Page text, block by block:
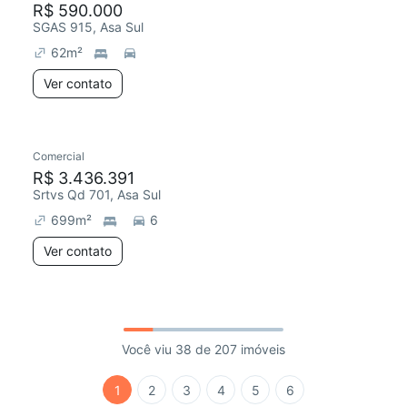
R$ 590.000
SGAS 915, Asa Sul
62m²
Ver contato
Comercial
R$ 3.436.391
Srtvs Qd 701, Asa Sul
699m²
6
Ver contato
Você viu 38 de 207 imóveis
1 2 3 4 5 6